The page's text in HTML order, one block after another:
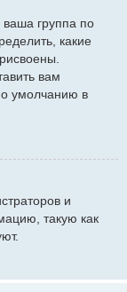
ваша группа по
какие
вам
умолчанию в
и
такую как